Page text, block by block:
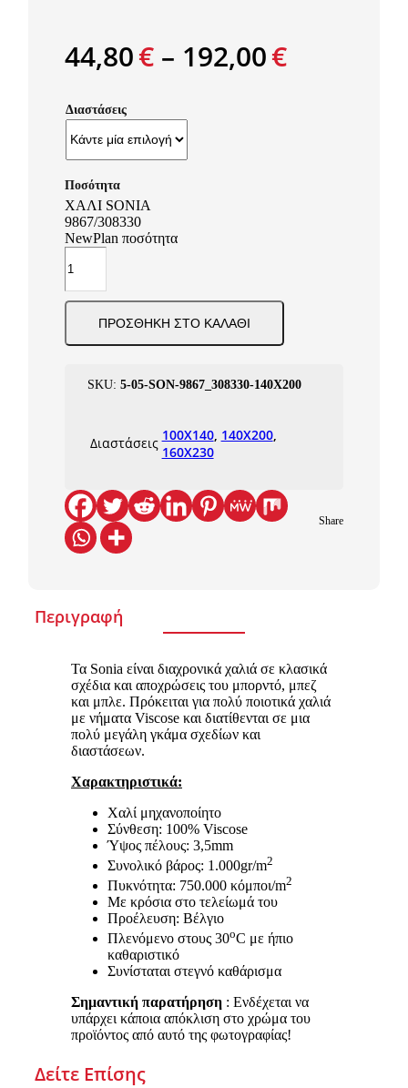
44,80€– 192,00€
Διαστάσεις
ΧΑΛΙ SONIA
9867/308330
NewPlan ποσότητα
ΠΡΟΣΘΉΚΗ ΣΤΟ ΚΑΛΆΘΙ
SKU: 5-05-SΟΝ-9867_308330-140X200
Διαστάσεις 100X140, 140X200,
160X230
Share
Περιγραφή
Τα Sonia είναι διαχρονικά χαλιά σε κλασικά
σχέδια και αποχρώσεις του μπορντό, μπεζ
και μπλε. Πρόκειται για πολύ ποιοτικά χαλιά
με νήματα Viscose και διατίθενται σε μια
πολύ μεγάλη γκάμα σχεδίων και
διαστάσεων.
Χαρακτηριστικά:
Χαλί μηχανοποίητο
Σύνθεση: 100% Viscose
Ύψος πέλους: 3,5mm
Συνολικό βάρος: 1.000gr/m2
Πυκνότητα: 750.000 κόμποι/m2
Με κρόσια στο τελείωμά του
Προέλευση: Βέλγιο
Πλενόμενο στους 30οC με ήπιο
καθαριστικό
Συνίσταται στεγνό καθάρισμα
Σημαντική παρατήρηση: Ενδέχεται να
υπάρχει κάποια απόκλιση στο χρώμα του
προϊόντος από αυτό της φωτογραφίας!
Δείτε Επίσης